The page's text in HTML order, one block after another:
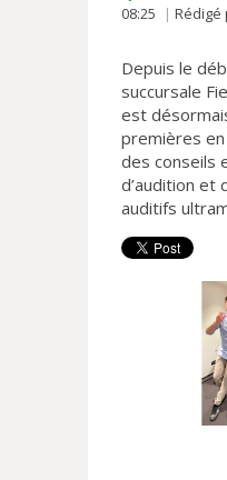
08:25
Rédigé
Depuis le
succursale
est
premières
des conseils
d’audition et
auditifs